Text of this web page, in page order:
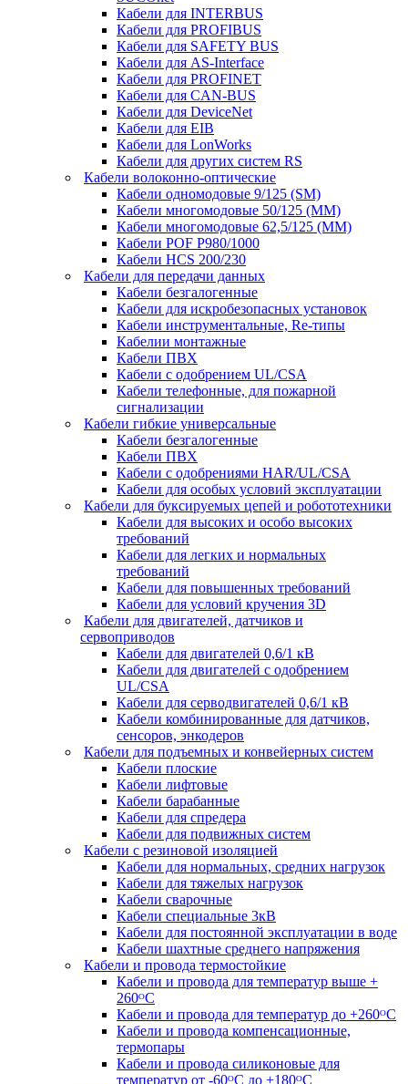
Кабели для INTERBUS
Кабели для PROFIBUS
Кабели для SAFETY BUS
Кабели для AS-Interface
Кабели для PROFINET
Кабели для CAN-BUS
Кабели для DeviceNet
Кабели для EIB
Кабели для LonWorks
Кабели для других систем RS
Кабели волоконно-оптические
Кабели одномодовые 9/125 (SM)
Кабели многомодовые 50/125 (ММ)
Кабели многомодовые 62,5/125 (ММ)
Кабели POF P980/1000
Кабели HCS 200/230
Кабели для передачи данных
Кабели безгалогенные
Кабели для искробезопасных установок
Кабели инструментальные, Re-типы
Кабелии монтажные
Кабели ПВХ
Кабели с одобрением UL/CSA
Кабели телефонные, для пожарной
сигнализации
Кабели гибкие универсальные
Кабели безгалогенные
Кабели ПВХ
Кабели с одобрениями HAR/UL/CSA
Кабели для особых условий эксплуатации
Кабели для буксируемых цепей и робототехники
Кабели для высоких и особо высоких
требований
Кабели для легких и нормальных
требований
Кабели для повышенных требований
Кабели для условий кручения 3D
Кабели для двигателей, датчиков и
сервоприводов
Кабели для двигателей 0,6/1 кВ
Кабели для двигателей с одобрением
UL/CSA
Кабели для серводвигателей 0,6/1 кВ
Кабели комбинированные для датчиков,
cенсоров, энкодеров
Кабели для подъемных и конвейерных систем
Кабели плоские
Кабели лифтовые
Кабели барабанные
Кабели для спредера
Кабели для подвижных систем
Кабели с резиновой изоляцией
Кабели для нормальных, средних нагрузок
Кабели для тяжелых нагрузок
Кабели сварочные
Кабели специальные 3кВ
Кабели для постоянной эксплуатации в воде
Кабели шахтные среднего напряжения
Кабели и провода термостойкие
Кабели и провода для температур выше +
260ᴼС
Кабели и провода для температур до +260ᴼС
Кабели и провода компенсационные,
термопары
Кабели и провода силиконовые для
температур от -60ᴼC до +180ᴼС